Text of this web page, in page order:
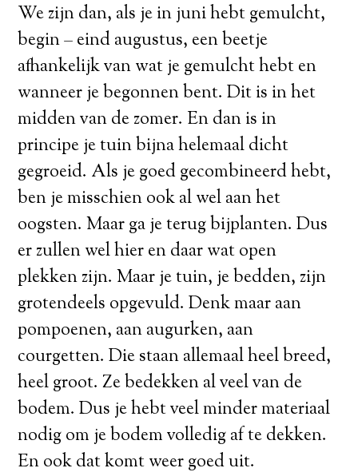
We zijn dan, als je in juni hebt gemulcht,
begin – eind augustus, een beetje
afhankelijk van wat je gemulcht hebt en
wanneer je begonnen bent. Dit is in het
midden van de zomer. En dan is in
principe je tuin bijna helemaal dicht
gegroeid. Als je goed gecombineerd hebt,
ben je misschien ook al wel aan het
oogsten. Maar ga je terug bijplanten. Dus
er zullen wel hier en daar wat open
plekken zijn. Maar je tuin, je bedden, zijn
grotendeels opgevuld. Denk maar aan
pompoenen, aan augurken, aan
courgetten. Die staan allemaal heel breed,
heel groot. Ze bedekken al veel van de
bodem. Dus je hebt veel minder materiaal
nodig om je bodem volledig af te dekken.
En ook dat komt weer goed uit.